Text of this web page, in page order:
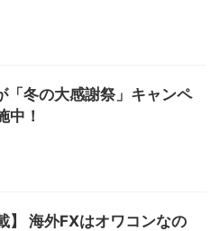
冬の大感謝祭」キャンペ
中！
】 海外FXはオワコンなの